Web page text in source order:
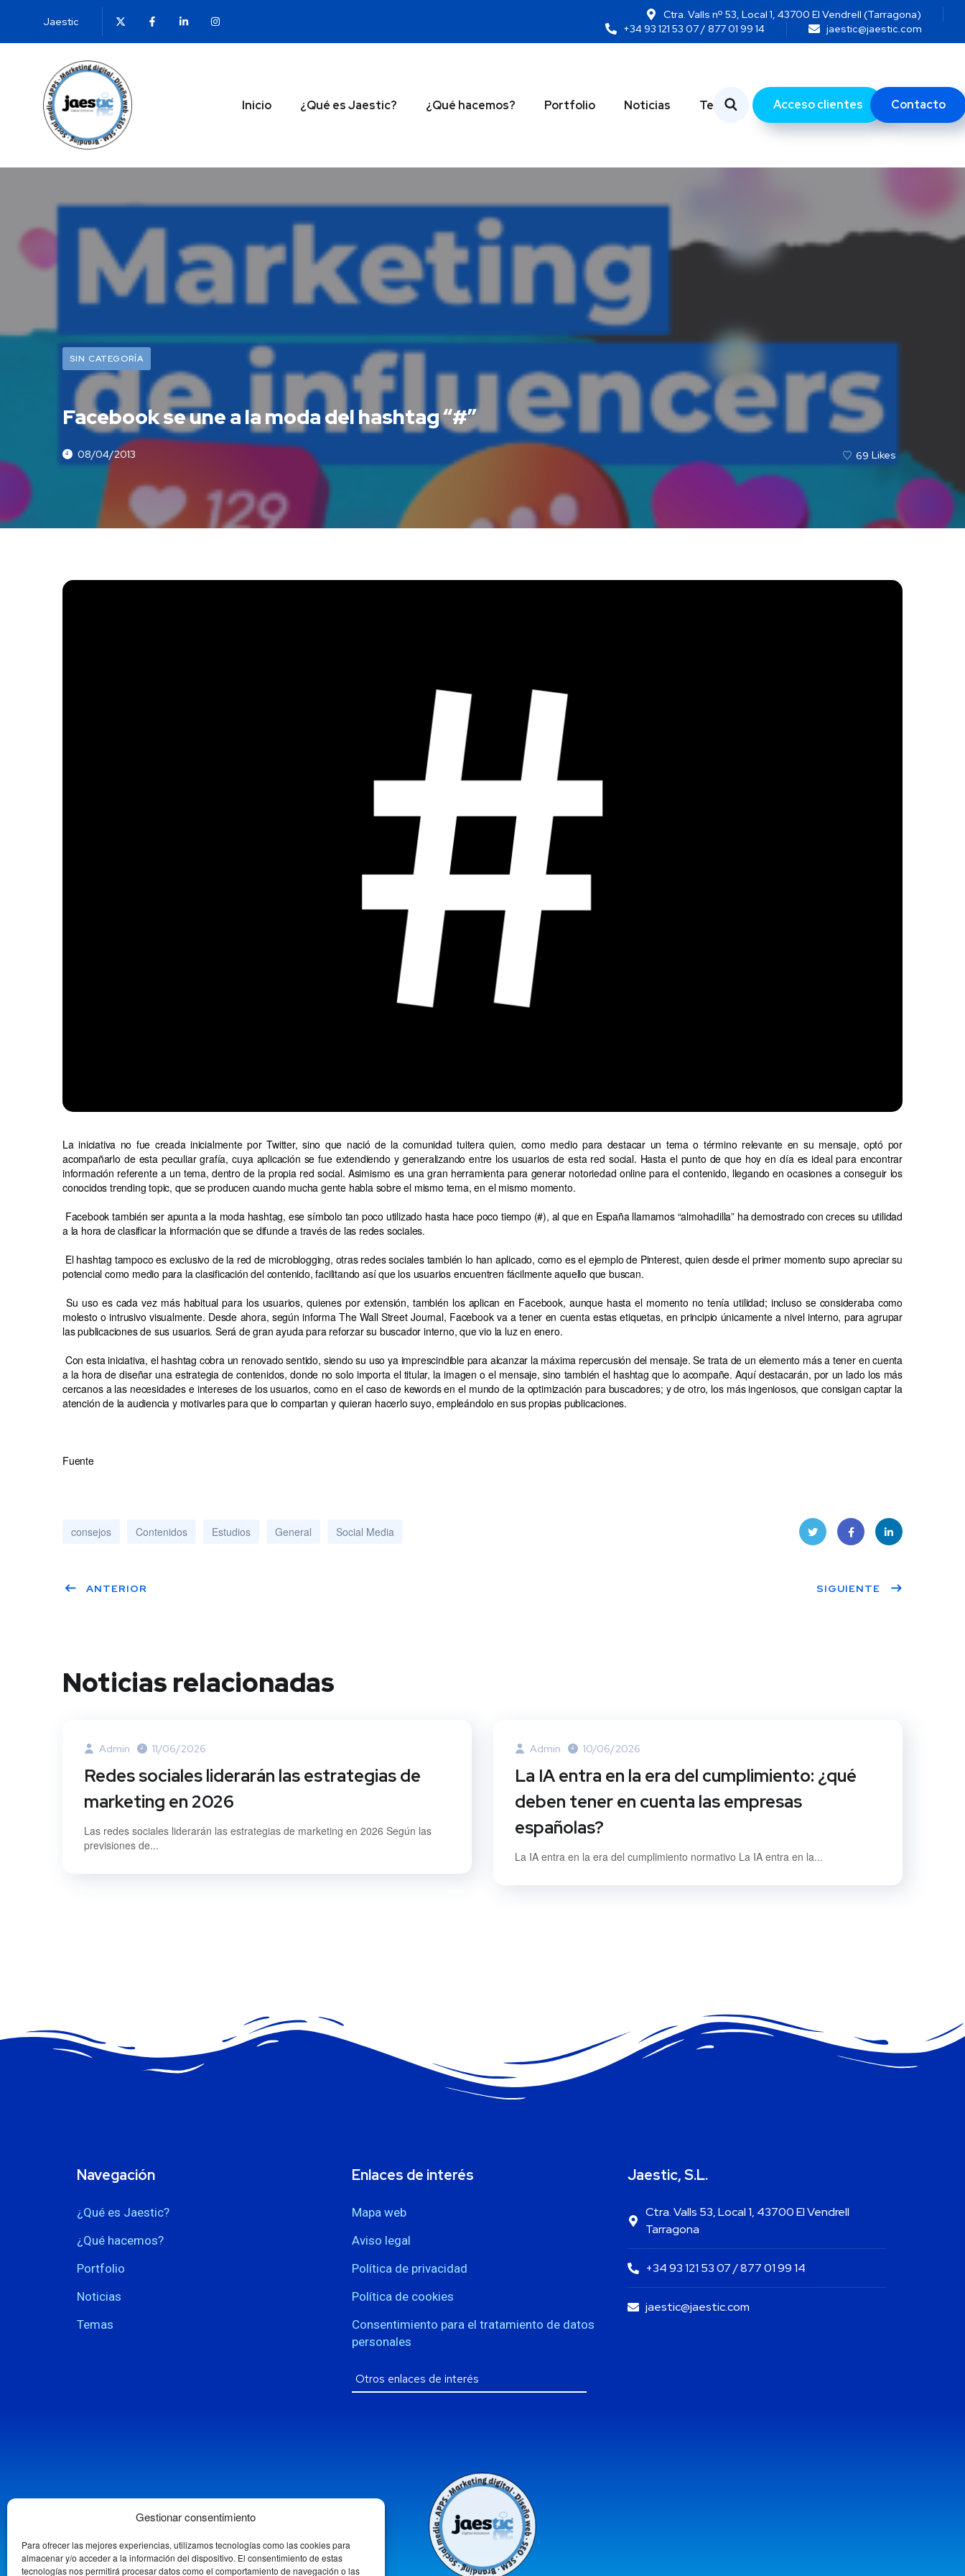
Gestionar consentimiento
Para ofrecer las mejores experiencias, utilizamos tecnologías como las cookies para
almacenar y/o acceder a la información del dispositivo. El consentimiento de estas
tecnologías nos permitirá procesar datos como el comportamiento de navegación o las
Jaestic
Ctra. Valls nº 53, Local 1, 43700 El Vendrell (Tarragona)
+34 93 121 53 07 / 877 01 99 14
jaestic@jaestic.com
Inicio ¿Qué es Jaestic? ¿Qué hacemos? Portfolio Noticias Temas Acceso clientes Contacto
SIN CATEGORÍA
Facebook se une a la moda del hashtag “#”
08/04/2013 69 Likes
La iniciativa no fue creada inicialmente por Twitter, sino que nació de la comunidad tuitera quien, como medio para destacar un tema o término relevante en su mensaje, optó por
acompañarlo de esta peculiar grafía, cuya aplicación se fue extendiendo y generalizando entre los usuarios de esta red social. Hasta el punto de que hoy en día es ideal para encontrar
información referente a un tema, dentro de la propia red social. Asimismo es una gran herramienta para generar notoriedad online para el contenido, llegando en ocasiones a conseguir los
conocidos trending topic, que se producen cuando mucha gente habla sobre el mismo tema, en el mismo momento.
Facebook también ser apunta a la moda hashtag, ese símbolo tan poco utilizado hasta hace poco tiempo (#), al que en España llamamos “almohadilla” ha demostrado con creces su utilidad
a la hora de clasificar la información que se difunde a través de las redes sociales.
El hashtag tampoco es exclusivo de la red de microblogging, otras redes sociales también lo han aplicado, como es el ejemplo de Pinterest, quien desde el primer momento supo apreciar su
potencial como medio para la clasificación del contenido, facilitando así que los usuarios encuentren fácilmente aquello que buscan.
Su uso es cada vez más habitual para los usuarios, quienes por extensión, también los aplican en Facebook, aunque hasta el momento no tenía utilidad; incluso se consideraba como
molesto o intrusivo visualmente. Desde ahora, según informa The Wall Street Journal, Facebook va a tener en cuenta estas etiquetas, en principio únicamente a nivel interno, para agrupar
las publicaciones de sus usuarios. Será de gran ayuda para reforzar su buscador interno, que vio la luz en enero.
Con esta iniciativa, el hashtag cobra un renovado sentido, siendo su uso ya imprescindible para alcanzar la máxima repercusión del mensaje. Se trata de un elemento más a tener en cuenta
a la hora de diseñar una estrategia de contenidos, donde no solo importa el titular, la imagen o el mensaje, sino también el hashtag que lo acompañe. Aquí destacarán, por un lado los más
cercanos a las necesidades e intereses de los usuarios, como en el caso de kewords en el mundo de la optimización para buscadores; y de otro, los más ingeniosos, que consigan captar la
atención de la audiencia y motivarles para que lo compartan y quieran hacerlo suyo, empleándolo en sus propias publicaciones.
Fuente
consejos Contenidos Estudios General Social Media
er book dIn
ANTERIOR SIGUIENTE
Noticias relacionadas
Admin 11/06/2026
Redes sociales liderarán las estrategias de
marketing en 2026
Las redes sociales liderarán las estrategias de marketing en 2026 Según las
previsiones de...
Admin 10/06/2026
La IA entra en la era del cumplimiento: ¿qué
deben tener en cuenta las empresas
españolas?
La IA entra en la era del cumplimiento normativo La IA entra en la...
Navegación
¿Qué es Jaestic?
¿Qué hacemos?
Portfolio
Noticias
Temas
Enlaces de interés
Mapa web
Aviso legal
Política de privacidad
Política de cookies
Consentimiento para el tratamiento de datos
personales
Jaestic, S.L.
Ctra. Valls 53, Local 1, 43700 El Vendrell
Tarragona
+34 93 121 53 07 / 877 01 99 14
jaestic@jaestic.com